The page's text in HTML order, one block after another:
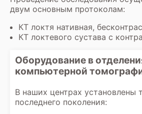
двум основным протоколам:
КТ локтя нативная,
КТ локтевого сустава с
Оборудование в
компьютерной
В наших центрах установлены
последнего поколения: